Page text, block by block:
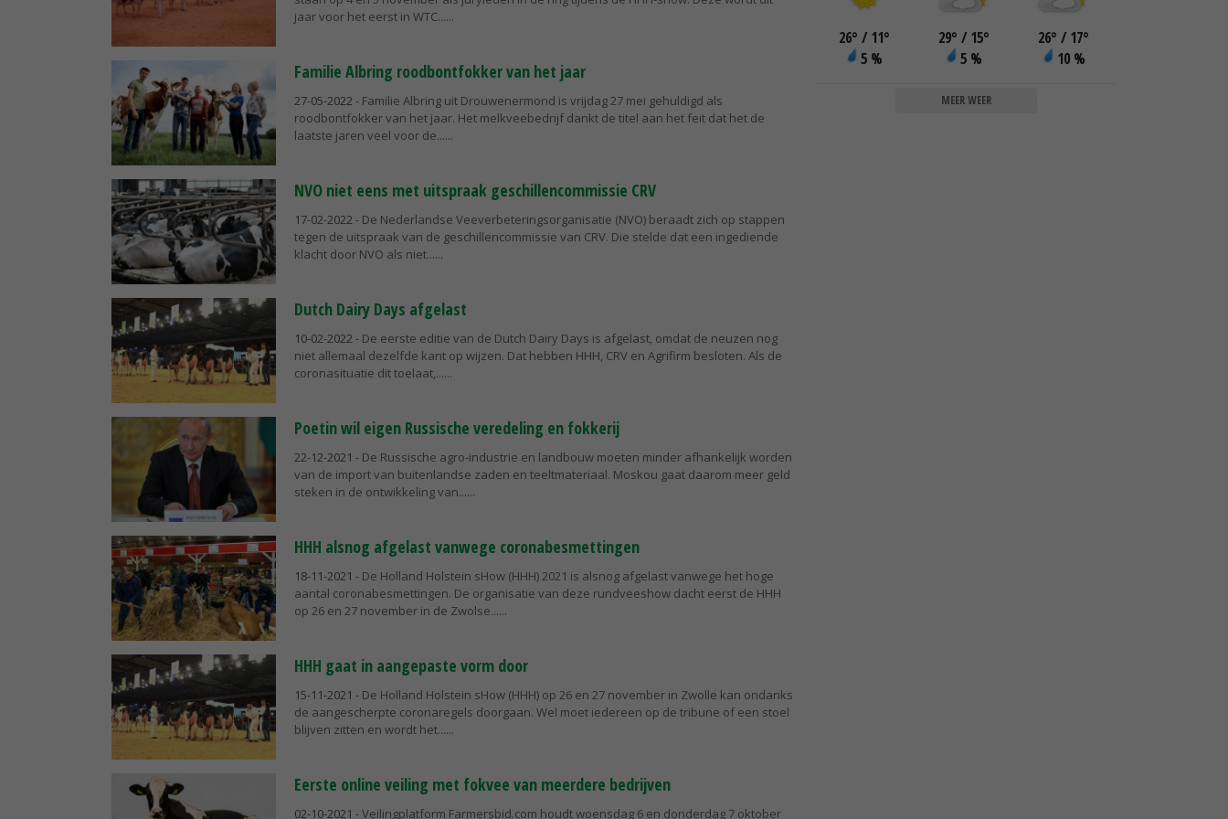
jaar voor het eerst in WTC...
Familie Albring roodbontfokker van het jaar
27-05-2022 - Familie Albring uit Drouwenermond is vrijdag 27 mei gehuldigd als
roodbontfokker van het jaar. Het melkveebedrijf dankt de titel aan het feit dat het de
laatste jaren veel voor de...
NVO niet eens met uitspraak geschillencommissie CRV
17-02-2022 - De Nederlandse Veeverbeteringsorganisatie (NVO) beraadt zich op stappen
tegen de uitspraak van de geschillencommissie van CRV. Die stelde dat een ingediende
klacht door NVO als niet...
Dutch Dairy Days afgelast
10-02-2022 - De eerste editie van de Dutch Dairy Days is afgelast, omdat de neuzen nog
niet allemaal dezelfde kant op wijzen. Dat hebben HHH, CRV en Agrifirm besloten. Als de
coronasituatie dit toelaat,...
Poetin wil eigen Russische veredeling en fokkerij
22-12-2021 - De Russische agro-industrie en landbouw moeten minder afhankelijk worden
van de import van buitenlandse zaden en teeltmateriaal. Moskou gaat daarom meer geld
steken in de ontwikkeling van...
HHH alsnog afgelast vanwege coronabesmettingen
18-11-2021 - De Holland Holstein sHow (HHH) 2021 is alsnog afgelast vanwege het hoge
aantal coronabesmettingen. De organisatie van deze rundveeshow dacht eerst de HHH
op 26 en 27 november in de Zwolse...
HHH gaat in aangepaste vorm door
15-11-2021 - De Holland Holstein sHow (HHH) op 26 en 27 november in Zwolle kan ondanks
de aangescherpte coronaregels doorgaan. Wel moet iedereen op de tribune of een stoel
blijven zitten en wordt het...
Eerste online veiling met fokvee van meerdere bedrijven
02-10-2021 - Veilingplatform Farmersbid.com houdt woensdag 6 en donderdag 7 oktober
26° / 11°
5 %
29° / 15°
5 %
26° / 17°
10 %
MEER WEER